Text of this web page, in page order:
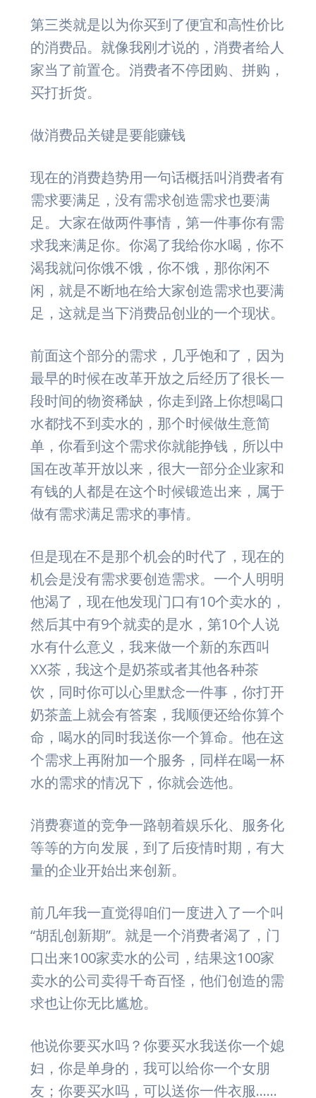
第三类就是以为你买到了便宜和高性价比
的消费品。就像我刚才说的，消费者给人
家当了前置仓。消费者不停团购、拼购，
买打折货。
做消费品关键是要能赚钱
现在的消费趋势用一句话概括叫消费者有
需求要满足，没有需求创造需求也要满
足。大家在做两件事情，第一件事你有需
求我来满足你。你渴了我给你水喝，你不
渴我就问你饿不饿，你不饿，那你闲不
闲，就是不断地在给大家创造需求也要满
足，这就是当下消费品创业的一个现状。
前面这个部分的需求，几乎饱和了，因为
最早的时候在改革开放之后经历了很长一
段时间的物资稀缺，你走到路上你想喝口
水都找不到卖水的，那个时候做生意简
单，你看到这个需求你就能挣钱，所以中
国在改革开放以来，很大一部分企业家和
有钱的人都是在这个时候锻造出来，属于
做有需求满足需求的事情。
但是现在不是那个机会的时代了，现在的
机会是没有需求要创造需求。一个人明明
他渴了，现在他发现门口有10个卖水的，
然后其中有9个就卖的是水，第10个人说
水有什么意义，我来做一个新的东西叫
XX茶，我这个是奶茶或者其他各种茶
饮，同时你可以心里默念一件事，你打开
奶茶盖上就会有答案，我顺便还给你算个
命，喝水的同时我送你一个算命。他在这
个需求上再附加一个服务，同样在喝一杯
水的需求的情况下，你就会选他。
消费赛道的竞争一路朝着娱乐化、服务化
等等的方向发展，到了后疫情时期，有大
量的企业开始出来创新。
前几年我一直觉得咱们一度进入了一个叫
“胡乱创新期”。就是一个消费者渴了，门
口出来100家卖水的公司，结果这100家
卖水的公司卖得千奇百怪，他们创造的需
求也让你无比尴尬。
他说你要买水吗？你要买水我送你一个媳
妇，你是单身的，我可以给你一个女朋
友；你要买水吗，可以送你一件衣服……